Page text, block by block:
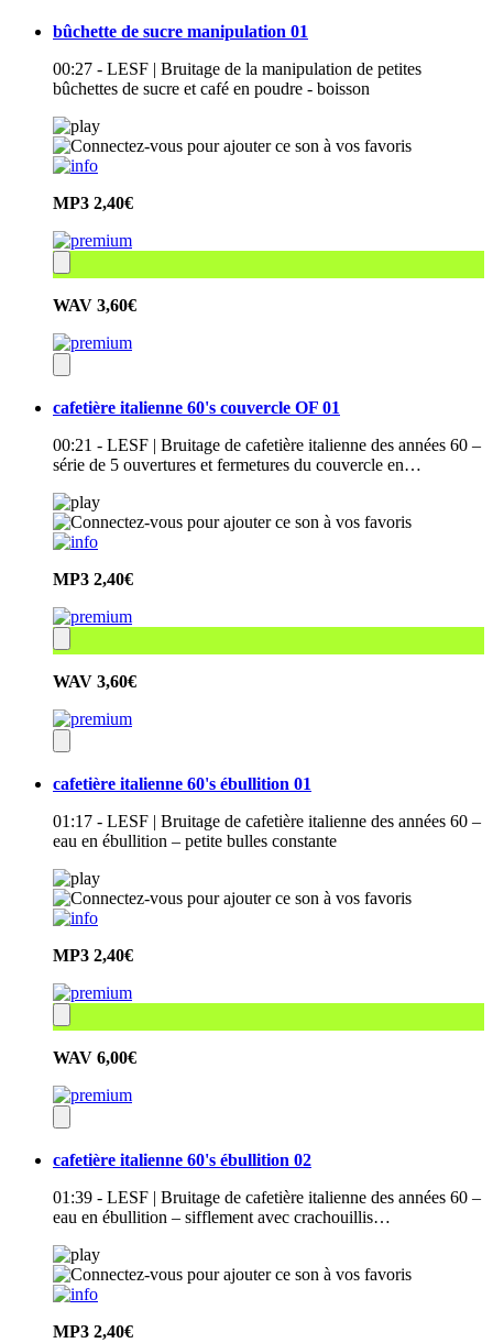
bûchette de sucre manipulation 01
00:27 - LESF | Bruitage de la manipulation de petites
bûchettes de sucre et café en poudre - boisson
MP3 2,40€
WAV 3,60€
cafetière italienne 60's couvercle OF 01
00:21 - LESF | Bruitage de cafetière italienne des années 60 –
série de 5 ouvertures et fermetures du couvercle en…
MP3 2,40€
WAV 3,60€
cafetière italienne 60's ébullition 01
01:17 - LESF | Bruitage de cafetière italienne des années 60 –
eau en ébullition – petite bulles constante
MP3 2,40€
WAV 6,00€
cafetière italienne 60's ébullition 02
01:39 - LESF | Bruitage de cafetière italienne des années 60 –
eau en ébullition – sifflement avec crachouillis…
MP3 2,40€